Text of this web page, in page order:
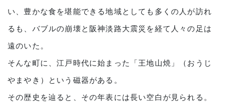
い、豊かな食を堪能できる地域としても多くの人が訪れ
るも、バブルの崩壊と阪神淡路大震災を経て人々の足は
遠のいた。
そんな町に、江戸時代に始まった「王地山焼」（おうじ
やまやき）という磁器がある。
その歴史を辿ると、その年表には長い空白が見られる。